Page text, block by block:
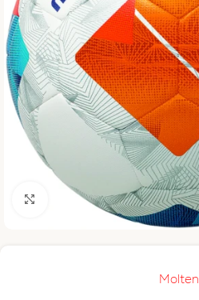
Haga clic para ampliar
Molten